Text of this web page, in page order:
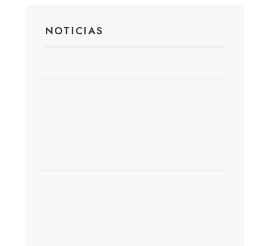
NOTICIAS